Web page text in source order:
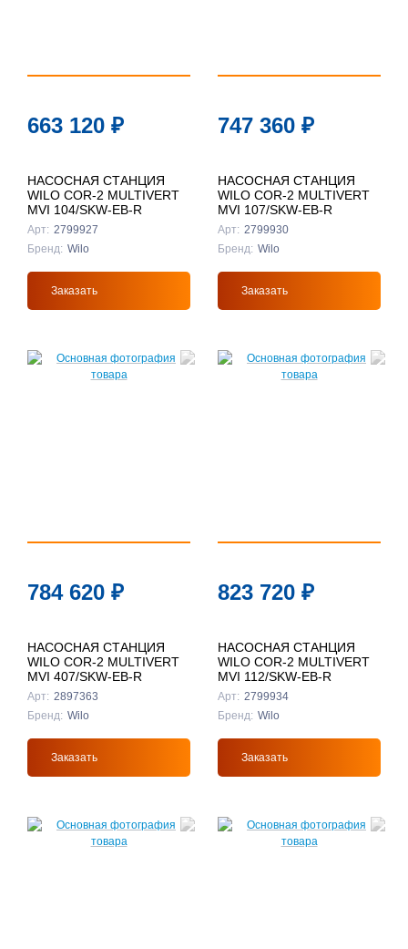
663 120 ₽
НАСОСНАЯ СТАНЦИЯ
WILO COR-2 MULTIVERT
MVI 104/SKW-EB-R
Арт: 2799927
Бренд: Wilo
Заказать
747 360 ₽
НАСОСНАЯ СТАНЦИЯ
WILO COR-2 MULTIVERT
MVI 107/SKW-EB-R
Арт: 2799930
Бренд: Wilo
Заказать
784 620 ₽
НАСОСНАЯ СТАНЦИЯ
WILO COR-2 MULTIVERT
MVI 407/SKW-EB-R
Арт: 2897363
Бренд: Wilo
Заказать
823 720 ₽
НАСОСНАЯ СТАНЦИЯ
WILO COR-2 MULTIVERT
MVI 112/SKW-EB-R
Арт: 2799934
Бренд: Wilo
Заказать